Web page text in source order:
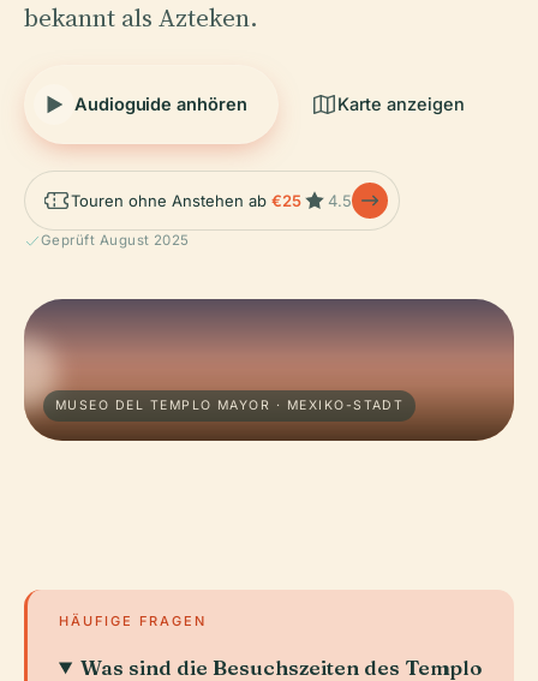
bekannt als Azteken.
Audioguide anhören Karte anzeigen
Touren ohne Anstehen ab €25 4.5
Geprüft August 2025
MUSEO DEL TEMPLO MAYOR · MEXIKO-STADT
HÄUFIGE FRAGEN
Was sind die Besuchszeiten des Templo